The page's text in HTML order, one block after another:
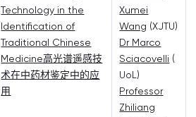
Technology in the
Identification of
Traditional Chinese
Medicine高光谱遥感技
术在中药材鉴定中的应
用
Xumei
Wang (XJTU)
Dr Marco
Sciacovelli (
UoL)
Professor
Zhiliang